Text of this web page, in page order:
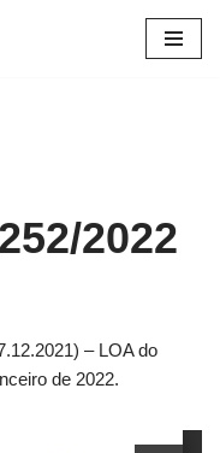
2022
– LOA do
de 2022.